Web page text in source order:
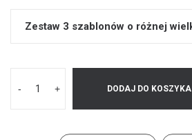
- + DODAJ DO KOSZYKA